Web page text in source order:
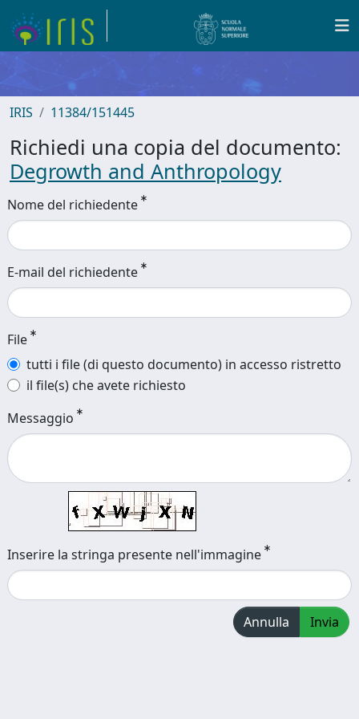
IRIS 11384/151445
Richiedi una copia del documento:
Degrowth and Anthropology
Nome del richiedente
E-mail del richiedente
File
tutti i file (di questo documento) in accesso ristretto
il file(s) che avete richiesto
Messaggio
Inserire la stringa presente nell'immagine
Annulla Invia